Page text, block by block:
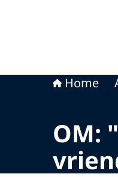
Home
OM: